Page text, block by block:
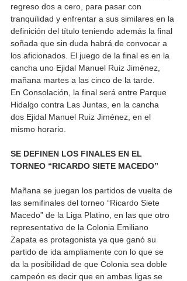
regreso dos a cero, para pasar con
tranquilidad y enfrentar a sus similares en la
definición del título teniendo además la final
soñada que sin duda habrá de convocar a
los aficionados. El juego de la final es en la
cancha uno Ejidal Manuel Ruiz Jiménez,
mañana martes a las cinco de la tarde.
En Consolación, la final será entre Parque
Hidalgo contra Las Juntas, en la cancha
dos Ejidal Manuel Ruiz Jiménez, en el
mismo horario.
SE DEFINEN LOS FINALES EN EL
TORNEO “RICARDO SIETE MACEDO”
Mañana se juegan los partidos de vuelta de
las semifinales del torneo “Ricardo Siete
Macedo” de la Liga Platino, en las que otro
representativo de la Colonia Emiliano
Zapata es protagonista ya que ganó su
partido de ida ampliamente con lo que se
da la posibilidad de que Colonia sea doble
campeón es decir que en ambas ligas se